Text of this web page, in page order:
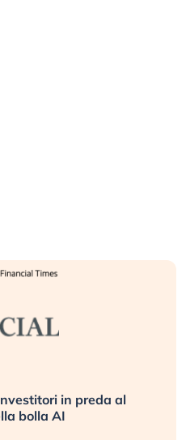
preda al
Quando